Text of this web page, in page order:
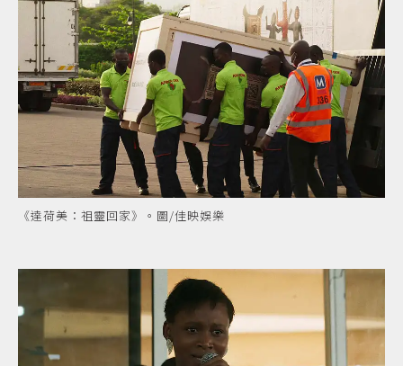
《達荷美：祖靈回家》。圖/佳映娛樂